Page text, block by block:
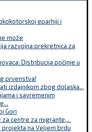
eparhiji i
može
razvojna prekretnica za
Distribucija počinje u
prvenstva!
izdajnikom zbog dolaska...
i savremenim
Gori
za centre za migrante,...
na Veljem brdu